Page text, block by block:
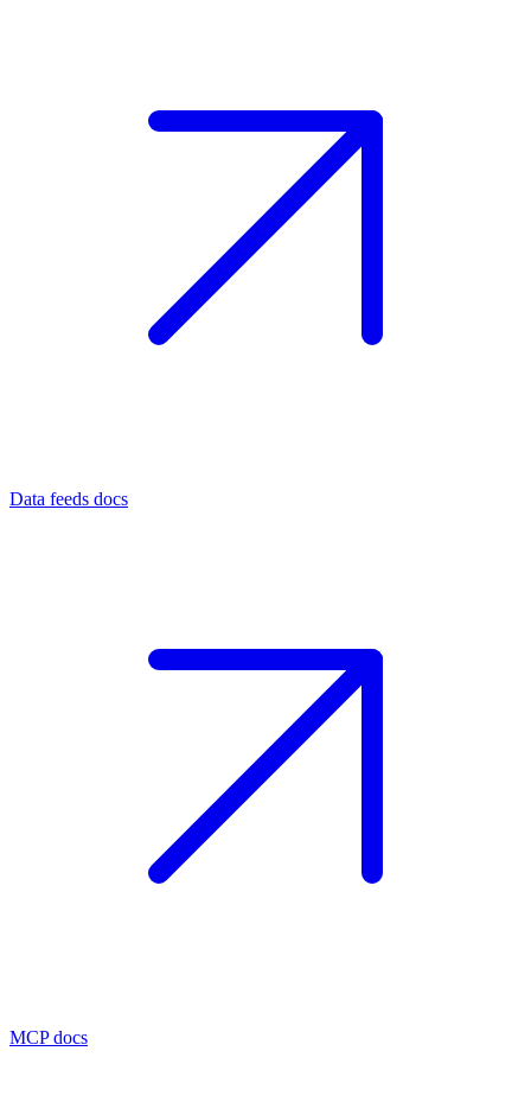
Data feeds docs
MCP docs